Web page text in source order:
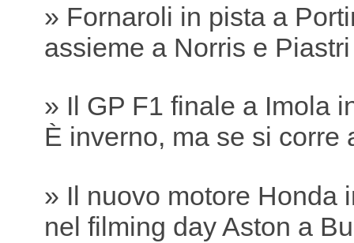
» Fornaroli in pista a
assieme a Norris e Piastri
» Il GP F1 finale a Imola
È inverno, ma se si corre
» Il nuovo motore Honda
nel filming day Aston a